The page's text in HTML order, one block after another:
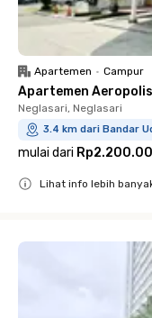
Apartemen • Campur
Apartemen
Neglasari, Neglasari
3.4 km dari Bandar
mulai dari
Lihat info lebih